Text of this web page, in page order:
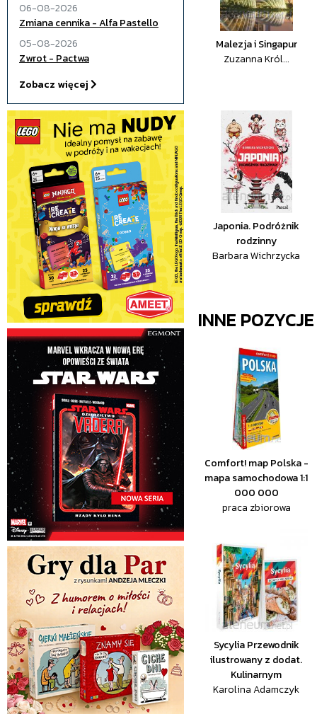
06-08-2026
Zmiana cennika - Alfa Pastello
05-08-2026
Zwrot - Pactwa
Zobacz więcej
Malezja i Singapur
Zuzanna Król...
Japonia. Podróżnik
rodzinny
Barbara Wichrzycka
INNE
Comfort! map Polska -
mapa samochodowa 1:1
000 000
praca zbiorowa
Sycylia Przewodnik
ilustrowany z dodat.
Kulinarnym
Karolina Adamczyk